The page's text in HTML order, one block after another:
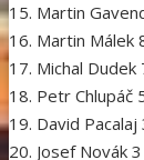
15. Martin
16. Martin Málek
17. Michal
18. Petr Chlupáč
19. David
20. Josef Novák 3